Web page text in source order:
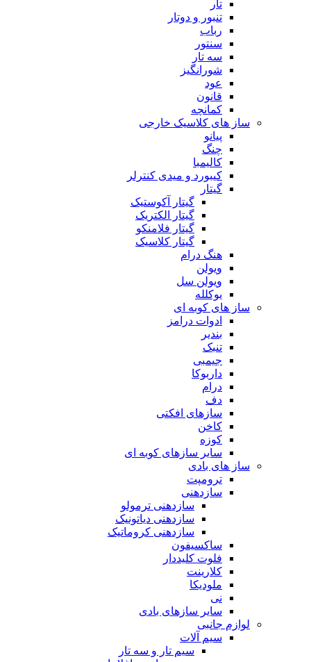
تار
تنبور و دوتار
رباب
سنتور
سه تار
شورانگیز
عود
قانون
کمانچه
ساز های کلاسیک خارجی
پیانو
چنگ
کالیمبا
کیبورد و میدی کنترلر
گیتار
گیتار آکوستیک
گیتار الکتریک
گیتار فلامنکو
گیتار کلاسیک
هنگ درام
ویولن
ویولن سل
یوکلله
ساز های کوبه ای
ادوات درامز
بندیر
تنبک
جیمبی
داربوکا
درام
دف
سازهای افکتی
کاخن
کوزه
سایر سازهای کوبه ای
ساز های بادی
ترومپت
سازدهنی
سازدهنی ترمولو
سازدهنی دیاتونیک
سازدهنی کروماتیک
ساکسیفون
فلوت کلیددار
کلارینت
ملودیکا
نی
سایر سازهای بادی
لوازم جانبی
سیم آلات
سیم تار و سه تار